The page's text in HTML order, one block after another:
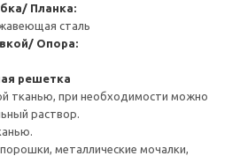
Планка:
сталь
Опора:
решетка
тканью, при необходимости можно
раствор.
металлические мочалки,